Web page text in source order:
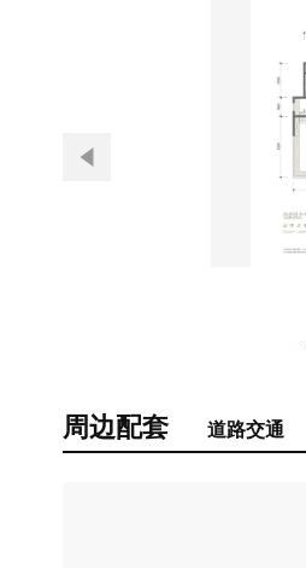
周边配套 道路交通